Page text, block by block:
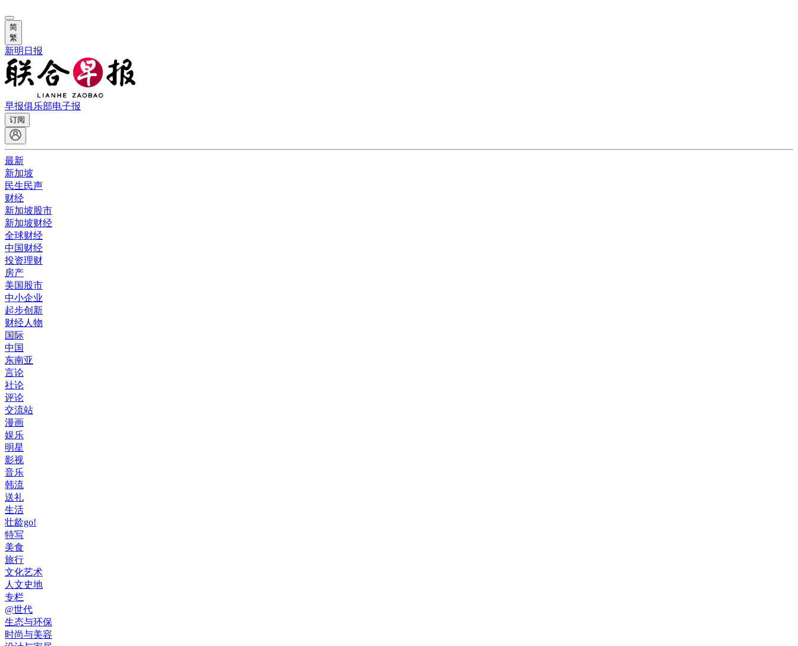
简
繁
新明日报
早报俱乐部电子报
订阅
最新
新加坡
民生民声
财经
新加坡股市
新加坡财经
全球财经
中国财经
投资理财
房产
美国股市
中小企业
起步创新
财经人物
国际
中国
东南亚
言论
社论
评论
交流站
漫画
娱乐
明星
影视
音乐
韩流
送礼
生活
壮龄go!
特写
美食
旅行
文化艺术
人文史地
专栏
@世代
生态与环保
时尚与美容